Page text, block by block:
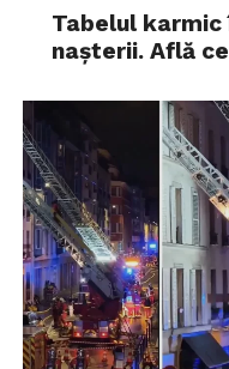
Tabelul
nașterii. Află